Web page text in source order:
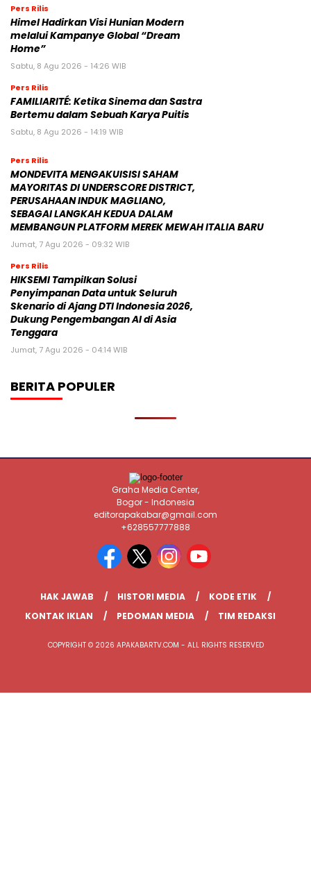
Pers Rilis
Himel Hadirkan Visi Hunian Modern
melalui Kampanye Global “Dream
Home”
Sabtu, 8 Agu 2026 - 14:26 WIB
Pers Rilis
FAMILIARITÉ: Ketika Sinema dan Sastra
Bertemu dalam Sebuah Karya Puitis
Sabtu, 8 Agu 2026 - 14:19 WIB
Pers Rilis
MONDEVITA MENGAKUISISI SAHAM
MAYORITAS DI UNDERSCORE DISTRICT,
PERUSAHAAN INDUK MAGLIANO,
SEBAGAI LANGKAH KEDUA DALAM
MEMBANGUN PLATFORM MEREK MEWAH ITALIA BARU
Jumat, 7 Agu 2026 - 09:32 WIB
Pers Rilis
HIKSEMI Tampilkan Solusi
Penyimpanan Data untuk Seluruh
Skenario di Ajang DTI Indonesia 2026,
Dukung Pengembangan AI di Asia
Tenggara
Jumat, 7 Agu 2026 - 04:14 WIB
BERITA POPULER
Graha Media Center,
Bogor - Indonesia
editorapakabar@gmail.com
+628557777888
HAK JAWAB HISTORI MEDIA
KODE ETIK
KONTAK IKLAN
PEDOMAN MEDIA TIM REDAKSI
COPYRIGHT © 2026 APAKABARTV.COM - ALL RIGHTS RESERVED